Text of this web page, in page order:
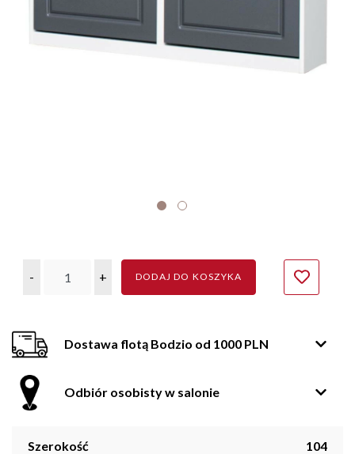
- + DODAJ DO KOSZYKA
Dostawa flotą Bodzio od 1000 PLN
Odbiór osobisty w salonie
Szerokość 104